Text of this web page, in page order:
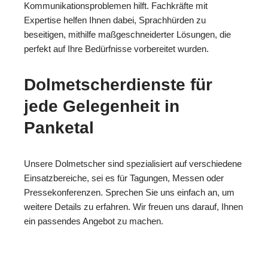
Kommunikationsproblemen hilft. Fachkräfte mit
Expertise helfen Ihnen dabei, Sprachhürden zu
beseitigen, mithilfe maßgeschneiderter Lösungen, die
perfekt auf Ihre Bedürfnisse vorbereitet wurden.
Dolmetscherdienste für
jede Gelegenheit in
Panketal
Unsere Dolmetscher sind spezialisiert auf verschiedene
Einsatzbereiche, sei es für Tagungen, Messen oder
Pressekonferenzen. Sprechen Sie uns einfach an, um
weitere Details zu erfahren. Wir freuen uns darauf, Ihnen
ein passendes Angebot zu machen.